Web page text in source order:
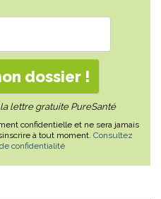
lettre gratuite PureSanté
confidentielle et ne sera jamais
à tout moment. Consultez
confidentialité